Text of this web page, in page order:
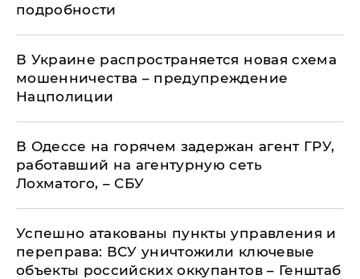
подробности
В Украине распространяется новая схема
мошенничества – предупреждение
Нацполиции
В Одессе на горячем задержан агент ГРУ,
работавший на агентурную сеть
Лохматого, – СБУ
Успешно атакованы пункты управления и
переправа: ВСУ уничтожили ключевые
объекты российских оккупантов – Генштаб